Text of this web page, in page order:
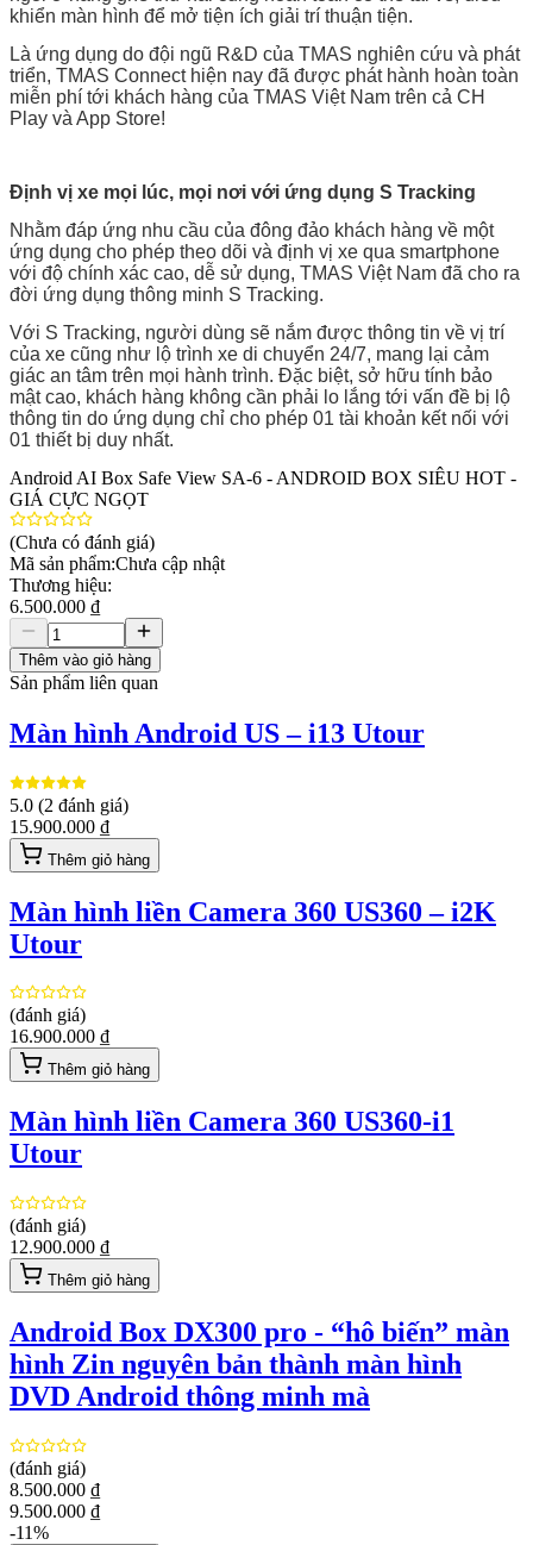
khiển màn hình để mở tiện ích giải trí thuận tiện.
Là ứng dụng do đội ngũ R&D của TMAS nghiên cứu và phát
triển, TMAS Connect hiện nay đã được phát hành hoàn toàn
miễn phí tới khách hàng của TMAS Việt Nam trên cả CH
Play và App Store!
Định vị xe mọi lúc, mọi nơi với ứng dụng S Tracking
Nhằm đáp ứng nhu cầu của đông đảo khách hàng về một
ứng dụng cho phép theo dõi và định vị xe qua smartphone
với độ chính xác cao, dễ sử dụng, TMAS Việt Nam đã cho ra
đời ứng dụng thông minh S Tracking.
Với S Tracking, người dùng sẽ nắm được thông tin về vị trí
của xe cũng như lộ trình xe di chuyển 24/7, mang lại cảm
giác an tâm trên mọi hành trình. Đặc biệt, sở hữu tính bảo
mật cao, khách hàng không cần phải lo lắng tới vấn đề bị lộ
thông tin do ứng dụng chỉ cho phép 01 tài khoản kết nối với
01 thiết bị duy nhất.
Android AI Box Safe View SA-6 - ANDROID BOX SIÊU HOT -
GIÁ CỰC NGỌT
(Chưa có đánh giá)
Mã sản phẩm:Chưa cập nhật
Thương hiệu:
6.500.000 ₫
Thêm vào giỏ hàng
Sản phẩm liên quan
Màn hình Android US – i13 Utour
5.0 (2 đánh giá)
15.900.000 ₫
Thêm giỏ hàng
Màn hình liền Camera 360 US360 – i2K
Utour
(đánh giá)
16.900.000 ₫
Thêm giỏ hàng
Màn hình liền Camera 360 US360-i1
Utour
(đánh giá)
12.900.000 ₫
Thêm giỏ hàng
Android Box DX300 pro - “hô biến” màn
hình Zin nguyên bản thành màn hình
DVD Android thông minh mà
(đánh giá)
8.500.000 ₫
9.500.000 ₫
-11%